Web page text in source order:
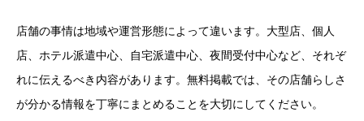
店舗の事情は地域や運営形態によって違います。大型店、個人
店、ホテル派遣中心、自宅派遣中心、夜間受付中心など、それぞ
れに伝えるべき内容があります。無料掲載では、その店舗らしさ
が分かる情報を丁寧にまとめることを大切にしてください。